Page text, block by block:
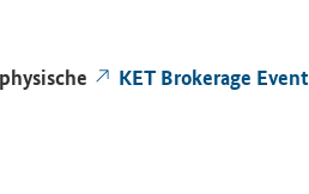
phy­si­sche KET Bro­ke­rage Event